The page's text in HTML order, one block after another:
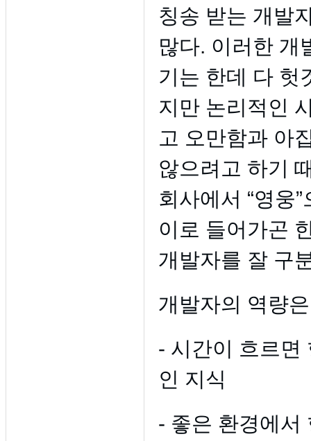
칭송 받는 개발
많다. 이러한 개
기는 한데 다 헛
지만 논리적인
고 오만함과 아
않으려고 하기
회사에서 “영웅
이로 들어가곤
개발자를 잘 구
개발자의 역량
- 시간이 흐르면
인 지식
- 좋은 환경에서